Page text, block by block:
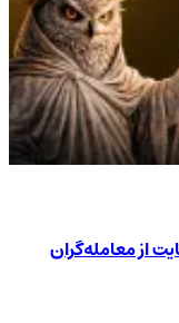
از معامله‌گران